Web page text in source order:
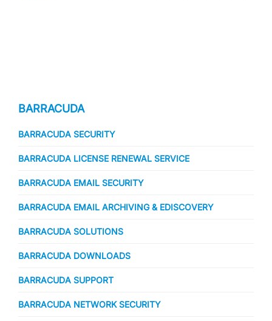
BARRACUDA
BARRACUDA SECURITY
BARRACUDA LICENSE RENEWAL SERVICE
BARRACUDA EMAIL SECURITY
BARRACUDA EMAIL ARCHIVING & EDISCOVERY
BARRACUDA SOLUTIONS
BARRACUDA DOWNLOADS
BARRACUDA SUPPORT
BARRACUDA NETWORK SECURITY